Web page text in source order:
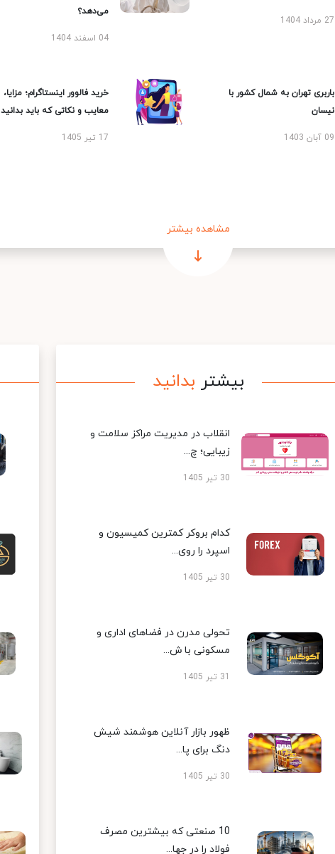
27 مرداد 1404
می‌دهد؟
04 اسفند 1404
باربری تهران به شمال کشور با
نیسان
09 آبان 1403
خرید فالوور اینستاگرام؛ مزایا،
معایب و نکاتی که باید بدانید
17 تیر 1405
مشاهده بیشتر
بیشتر بدانید
انقلاب در مدیریت مراکز سلامت و
زیبایی؛ چ...
30 تیر 1405
کدام بروکر کمترین کمیسیون و
اسپرد را روی...
30 تیر 1405
تحولی مدرن در فضاهای اداری و
مسکونی با ش...
31 تیر 1405
ظهور بازار آنلاین هوشمند شیش
دنگ برای پا...
30 تیر 1405
10 صنعتی که بیشترین مصرف
فولاد را در جها...